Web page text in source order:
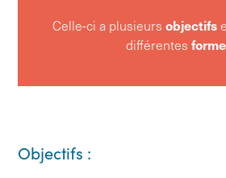
Celle-ci a plusieurs objectifs
différentes
Objectifs :